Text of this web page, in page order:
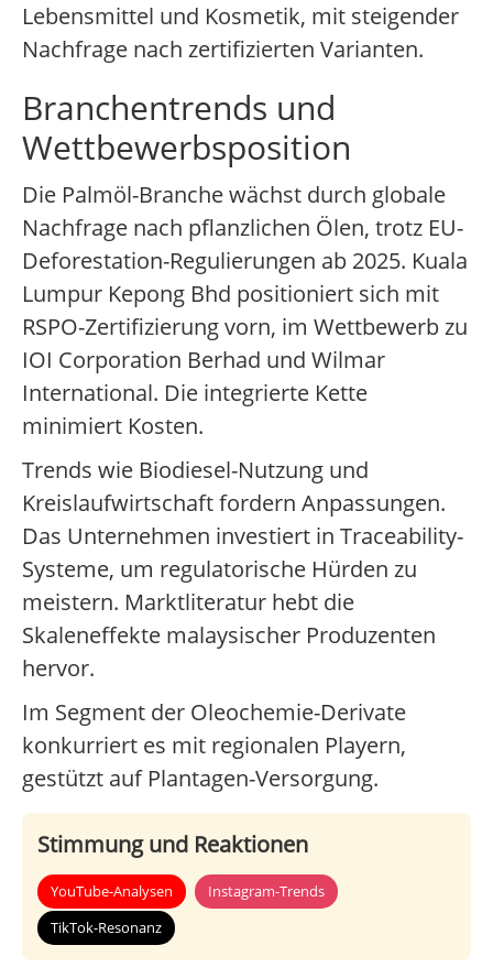
Lebensmittel und Kosmetik, mit steigender
Nachfrage nach zertifizierten Varianten.
Branchentrends und
Wettbewerbsposition
Die Palmöl-Branche wächst durch globale
Nachfrage nach pflanzlichen Ölen, trotz EU-
Deforestation-Regulierungen ab 2025. Kuala
Lumpur Kepong Bhd positioniert sich mit
RSPO-Zertifizierung vorn, im Wettbewerb zu
IOI Corporation Berhad und Wilmar
International. Die integrierte Kette
minimiert Kosten.
Trends wie Biodiesel-Nutzung und
Kreislaufwirtschaft fordern Anpassungen.
Das Unternehmen investiert in Traceability-
Systeme, um regulatorische Hürden zu
meistern. Marktliteratur hebt die
Skaleneffekte malaysischer Produzenten
hervor.
Im Segment der Oleochemie-Derivate
konkurriert es mit regionalen Playern,
gestützt auf Plantagen-Versorgung.
Stimmung und Reaktionen
YouTube-Analysen
Instagram-Trends
TikTok-Resonanz